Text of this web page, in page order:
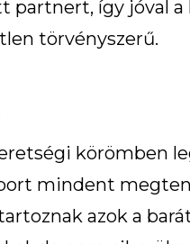
partnert, így jóval a
törvényszerű.
körömben
mindent
azok a